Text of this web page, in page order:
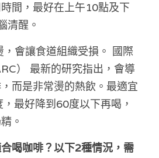
間，最好在上午10點及下
清醒。
會讓食道組織受損。 國際
） 最新的研究指出，會導
而是非常燙的熱飲。最適宜
最好降到60度以下再喝，
。
喝咖啡？以下2種情況，需